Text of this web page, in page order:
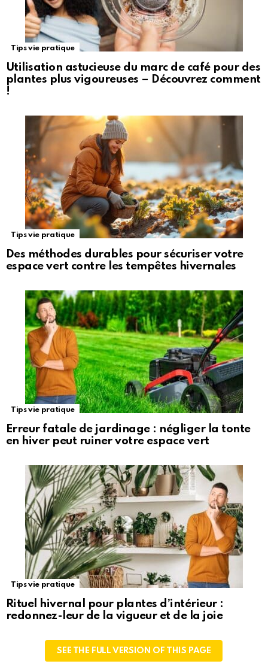
Tips vie pratique
Utilisation astucieuse du marc de café pour des
plantes plus vigoureuses – Découvrez comment
!
Tips vie pratique
Des méthodes durables pour sécuriser votre
espace vert contre les tempêtes hivernales
Tips vie pratique
Erreur fatale de jardinage : négliger la tonte
en hiver peut ruiner votre espace vert
Tips vie pratique
Rituel hivernal pour plantes d’intérieur :
redonnez-leur de la vigueur et de la joie
SEE THE FULL VERSION OF THIS PAGE